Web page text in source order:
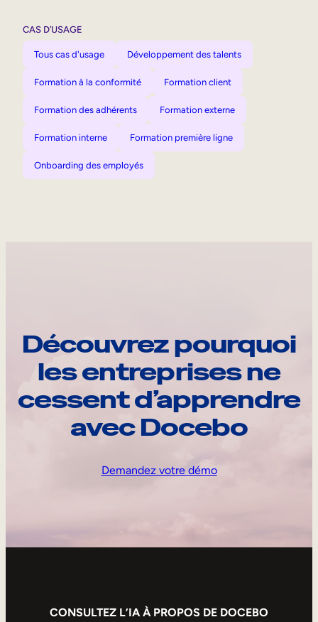
CAS D’USAGE
Tous cas d'usage Développement des talents
Formation à la conformité Formation client
Formation des adhérents Formation externe
Formation interne Formation première ligne
Onboarding des employés
Découvrez pourquoi
les entreprises ne
cessent d’apprendre
avec Docebo
Demandez votre démo
CONSULTEZ L’IA À PROPOS DE DOCEBO